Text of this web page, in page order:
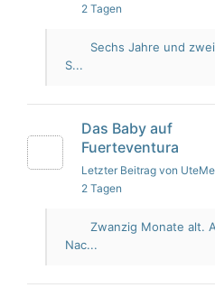
2 Tagen
Sechs Jahre und
S...
Das Baby auf
Fuerteventura
Letzter Beitrag von
2 Tagen
Zwanzig Monate alt.
Nac...